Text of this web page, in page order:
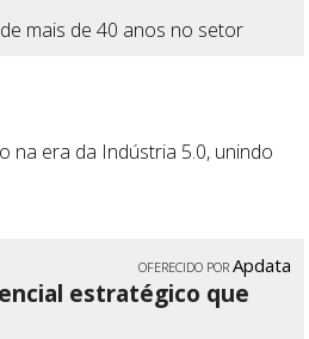
mais de 40 anos no setor
na era da Indústria 5.0, unindo
OFERECIDO POR Apdata
estratégico que